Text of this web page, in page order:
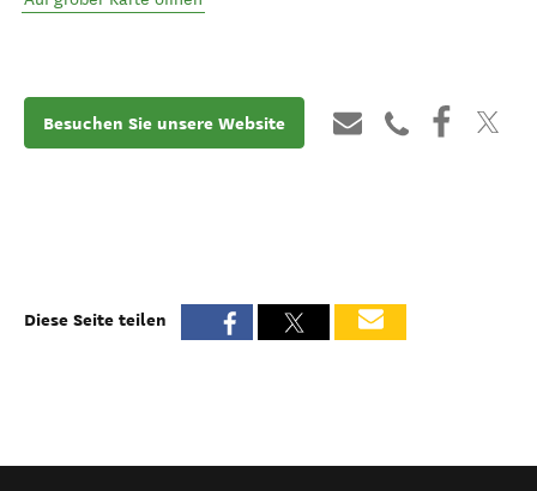
Besuchen Sie unsere Website
Diese Seite teilen